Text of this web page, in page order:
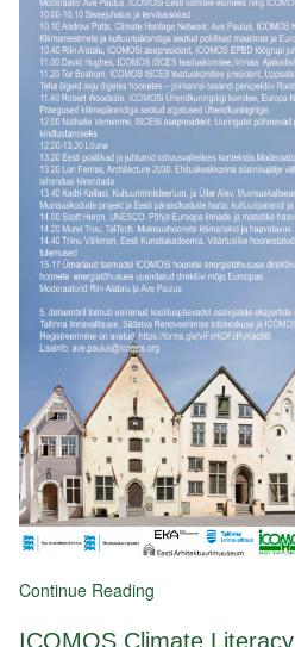
Continue Reading
ICOMOS Climate